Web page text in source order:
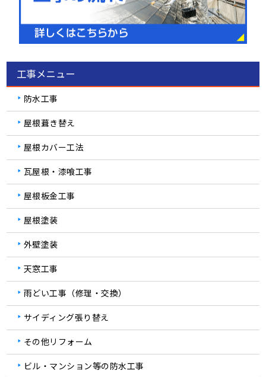
工事メニュー
防水工事
屋根葺き替え
屋根カバー工法
瓦屋根・漆喰工事
屋根板金工事
屋根塗装
外壁塗装
天窓工事
雨どい工事（修理・交換）
サイディング張り替え
その他リフォーム
ビル・マンション等の防水工事